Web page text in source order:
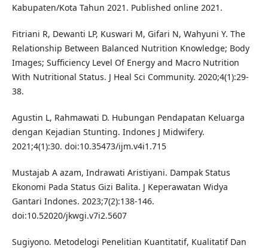
Kabupaten/Kota Tahun 2021. Published online 2021.
Fitriani R, Dewanti LP, Kuswari M, Gifari N, Wahyuni Y. The
Relationship Between Balanced Nutrition Knowledge; Body
Images; Sufficiency Level Of Energy and Macro Nutrition
With Nutritional Status. J Heal Sci Community. 2020;4(1):29-
38.
Agustin L, Rahmawati D. Hubungan Pendapatan Keluarga
dengan Kejadian Stunting. Indones J Midwifery.
2021;4(1):30. doi:10.35473/ijm.v4i1.715
Mustajab A azam, Indrawati Aristiyani. Dampak Status
Ekonomi Pada Status Gizi Balita. J Keperawatan Widya
Gantari Indones. 2023;7(2):138-146.
doi:10.52020/jkwgi.v7i2.5607
Sugiyono. Metodelogi Penelitian Kuantitatif, Kualitatif Dan